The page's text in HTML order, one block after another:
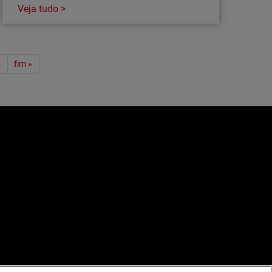
Veja tudo >
fim »